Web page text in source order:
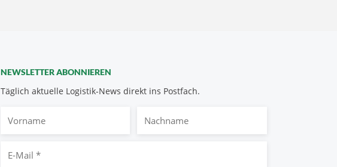
NEWSLETTER ABONNIEREN
Täglich aktuelle Logistik-News direkt ins Postfach.
Mail